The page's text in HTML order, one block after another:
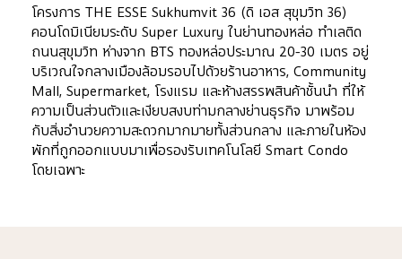
โครงการ THE ESSE Sukhumvit 36 (ดิ เอส สุขุมวิท 36)
คอนโดมิเนียมระดับ Super Luxury ในย่านทองหล่อ ทำเลติด
ถนนสุขุมวิท ห่างจาก BTS ทองหล่อประมาณ 20-30 เมตร อยู่
บริเวณใจกลางเมืองล้อมรอบไปด้วยร้านอาหาร, Community
Mall, Supermarket, โรงแรม และห้างสรรพสินค้าชั้นนำ ที่ให้
ความเป็นส่วนตัวและเงียบสงบท่ามกลางย่านธุรกิจ มาพร้อม
กับสิ่งอำนวยความสะดวกมากมายทั้งส่วนกลาง และภายในห้อง
พักที่ถูกออกแบบมาเพื่อรองรับเทคโนโลยี Smart Condo
โดยเฉพาะ